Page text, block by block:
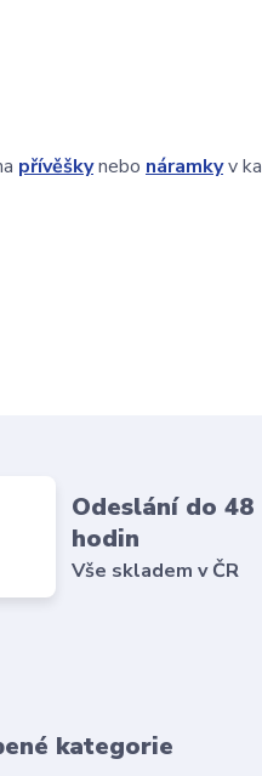
přívěškynebo náramkyv
Odeslání do 48
hodin
Vše skladem v ČR
kategorie